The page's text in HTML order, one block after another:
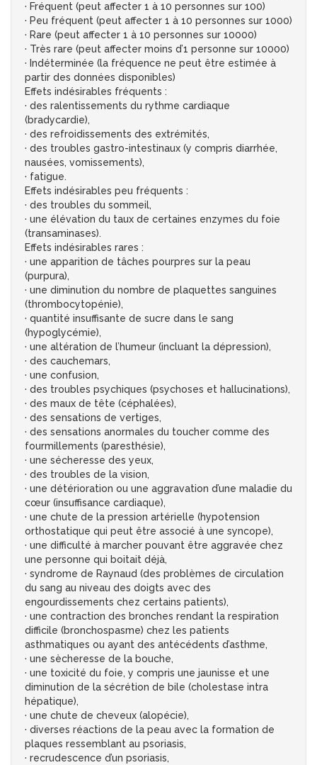
· Fréquent (peut affecter 1 à 10 personnes sur 100)
· Peu fréquent (peut affecter 1 à 10 personnes sur 1000)
· Rare (peut affecter 1 à 10 personnes sur 10000)
· Très rare (peut affecter moins d’1 personne sur 10000)
· Indéterminée (la fréquence ne peut être estimée à
partir des données disponibles)
Effets indésirables fréquents :
· des ralentissements du rythme cardiaque
(bradycardie),
· des refroidissements des extrémités,
· des troubles gastro-intestinaux (y compris diarrhée,
nausées, vomissements),
· fatigue.
Effets indésirables peu fréquents :
· des troubles du sommeil,
· une élévation du taux de certaines enzymes du foie
(transaminases).
Effets indésirables rares :
· une apparition de tâches pourpres sur la peau
(purpura),
· une diminution du nombre de plaquettes sanguines
(thrombocytopénie),
· quantité insuffisante de sucre dans le sang
(hypoglycémie),
· une altération de l’humeur (incluant la dépression),
· des cauchemars,
· une confusion,
· des troubles psychiques (psychoses et hallucinations),
· des maux de tête (céphalées),
· des sensations de vertiges,
· des sensations anormales du toucher comme des
fourmillements (paresthésie),
· une sécheresse des yeux,
· des troubles de la vision,
· une détérioration ou une aggravation d’une maladie du
cœur (insuffisance cardiaque),
· une chute de la pression artérielle (hypotension
orthostatique qui peut être associé à une syncope),
· une difficulté à marcher pouvant être aggravée chez
une personne qui boitait déjà,
· syndrome de Raynaud (des problèmes de circulation
du sang au niveau des doigts avec des
engourdissements chez certains patients),
· une contraction des bronches rendant la respiration
difficile (bronchospasme) chez les patients
asthmatiques ou ayant des antécédents d’asthme,
· une sècheresse de la bouche,
· une toxicité du foie, y compris une jaunisse et une
diminution de la sécrétion de bile (cholestase intra
hépatique),
· une chute de cheveux (alopécie),
· diverses réactions de la peau avec la formation de
plaques ressemblant au psoriasis,
· recrudescence d’un psoriasis,